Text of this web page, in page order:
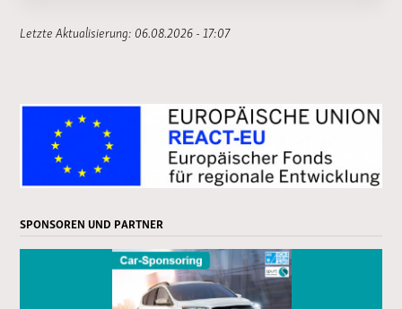
Letzte Aktualisierung: 06.08.2026 - 17:07
SPONSOREN UND PARTNER